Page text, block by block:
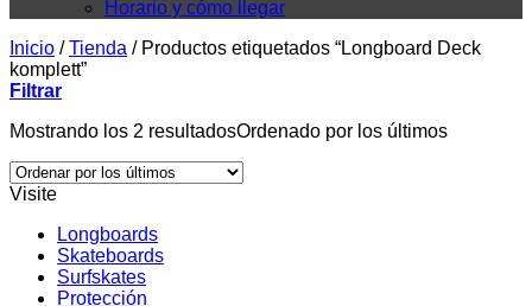
Horario y cómo llegar
Inicio / Tienda /Productos etiquetados “Longboard Deck
komplett”
Filtrar
Mostrando los 2 resultadosOrdenado por los últimos
Visite
Longboards
Skateboards
Surfskates
Protección